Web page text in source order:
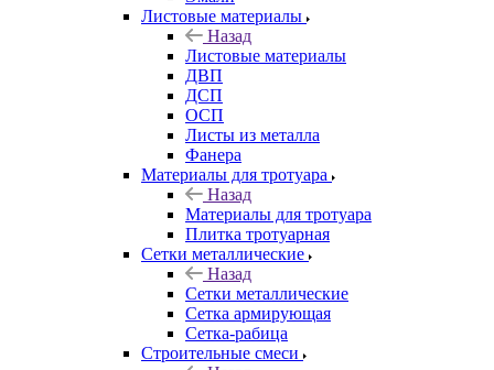
Листовые материалы
Назад
Листовые материалы
ДВП
ДСП
ОСП
Листы из металла
Фанера
Материалы для тротуара
Назад
Материалы для тротуара
Плитка тротуарная
Сетки металлические
Назад
Сетки металлические
Сетка армирующая
Сетка-рабица
Строительные смеси